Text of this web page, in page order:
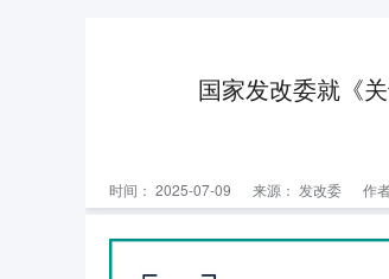
国家发改委就《
时间： 2025-07-09 来源： 发改委 作